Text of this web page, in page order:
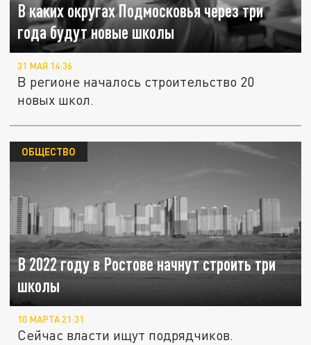
В каких округах Подмосковья через три
года будут новые школы
31 МАЯ 14:36
В регионе началось строительство 20
новых школ.
В 2022 году в Ростове начнут строить три
школы
ОБЩЕСТВО
10 МАРТА 21:31
Сейчас власти ищут подрядчиков.